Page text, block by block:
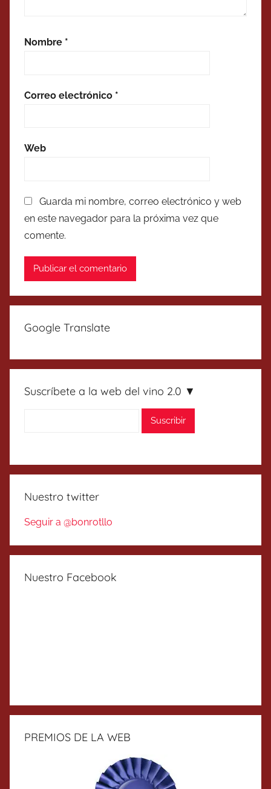
Nombre *
Correo electrónico *
Web
Guarda mi nombre, correo electrónico y web
en este navegador para la próxima vez que
comente.
Google Translate
Suscríbete a la web del vino 2.0 ▼
Nuestro twitter
Seguir a @bonrotllo
Nuestro Facebook
PREMIOS DE LA WEB